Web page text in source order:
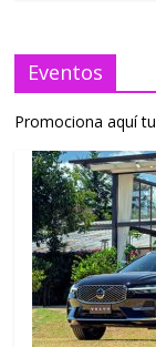
Eventos
Promociona aquí